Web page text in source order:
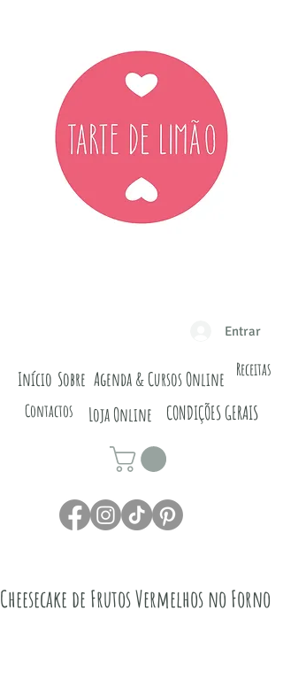
Entrar
Início Sobre Agenda & Cursos Online
Loja Online
CONDIÇÕES GERAIS
Receitas
Contactos
Cheesecake de Frutos Vermelhos no Forno